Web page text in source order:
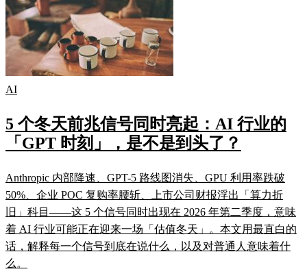
AI
5 个冬天前兆信号同时亮起：AI 行业的
「GPT 时刻」，是不是到头了？
Anthropic 内部降速、GPT-5 路线图消失、GPU 利用率跌破
50%、企业 POC 复购率腰斩、上市公司财报浮出「算力折
旧」科目——这 5 个信号同时出现在 2026 年第二季度，意味
着 AI 行业可能正在迎来一场「估值冬天」。本文用最直白的
话，解释每一个信号到底在说什么，以及对普通人意味着什
么。